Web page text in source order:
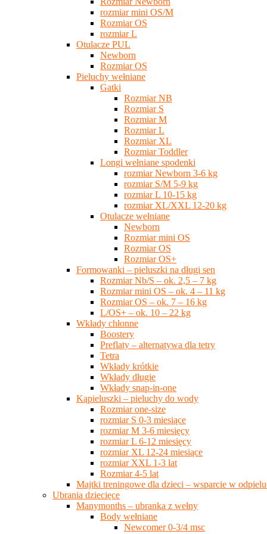
rozmiar mini OS/M
Rozmiar OS
rozmiar L
Otulacze PUL
Newborn
Rozmiar OS
Pieluchy wełniane
Gatki
Rozmiar NB
Rozmiar S
Rozmiar M
Rozmiar L
Rozmiar XL
Rozmiar Toddler
Longi wełniane spodenki
rozmiar Newborn 3-6 kg
rozmiar S/M 5-9 kg
rozmiar L 10-15 kg
rozmiar XL/XXL 12-20 kg
Otulacze wełniane
Newborn
Rozmiar mini OS
Rozmiar OS
Rozmiar OS+
Formowanki – pieluszki na długi sen
Rozmiar Nb/S – ok. 2,5 – 7 kg
Rozmiar mini OS – ok. 4 – 11 kg
Rozmiar OS – ok. 7 – 16 kg
L/OS+ – ok. 10 – 22 kg
Wkłady chłonne
Boostery
Preflaty – alternatywa dla tetry
Tetra
Wkłady krótkie
Wkłady długie
Wkłady snap-in-one
Kąpieluszki – pieluchy do wody
Rozmiar one-size
rozmiar S 0-3 miesiące
rozmiar M 3-6 miesięcy
rozmiar L 6-12 miesięcy
rozmiar XL 12-24 miesiące
rozmiar XXL 1-3 lat
Rozmiar 4-5 lat
Majtki treningowe dla dzieci – wsparcie w
Ubrania dziecięce
Manymonths – ubranka z wełny
Body wełniane
Newcomer 0-3/4 msc